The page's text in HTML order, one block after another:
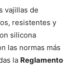
vajillas de
resistentes y
silicona
las normas más
la Reglamento